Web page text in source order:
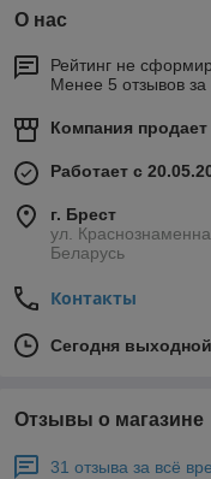
О нас
Рейтинг не
Менее 5 отзывов за
Компания продает
Работает с
г. Брест
ул.
Беларусь
Контакты
Сегодня выходной
Отзывы о магазине
31 отзыва за всё